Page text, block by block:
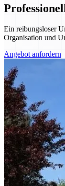
Ein reibungsloser
Organisation und
Angebot anfordern